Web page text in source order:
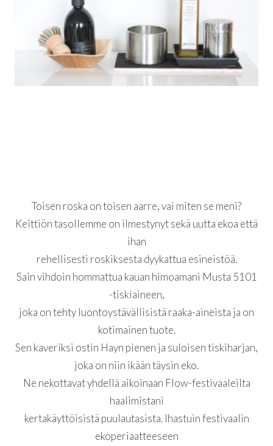
Toisen roska on toisen aarre, vai miten se meni?
Keittiön tasollemme on ilmestynyt sekä uutta ekoa että
ihan
rehellisesti roskiksesta dyykattua esineistöä.
Sain vihdoin hommattua kauan himoamani Musta 5101
-tiskiaineen,
joka on tehty luontoystävällisistä raaka-aineista ja on
kotimainen tuote.
Sen kaveriksi ostin Hayn pienen ja suloisen tiskiharjan,
joka on niin ikään täysin eko.
Ne nekottavat yhdellä aikoinaan Flow-festivaaleilta
haalimistani
kertakäyttöisistä puulautasista. Ihastuin festivaalin
ekoperiaatteeseen